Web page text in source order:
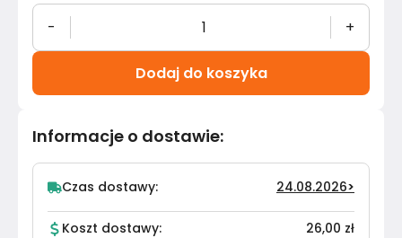
- +
Dodaj do koszyka
Informacje o dostawie:
Czas dostawy: 24.08.2026>
Koszt dostawy: 26,00 zł